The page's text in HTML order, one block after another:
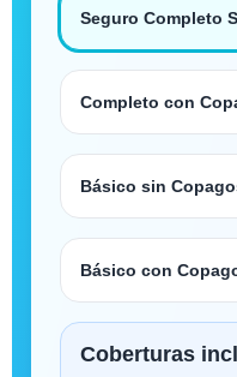
Seguro Completo
Completo con
Básico sin
Básico con
Coberturas